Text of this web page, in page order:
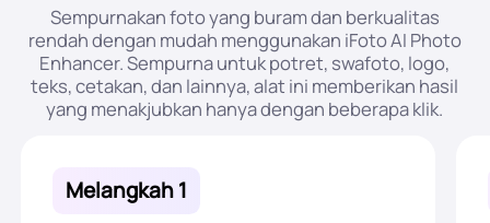
Sempurnakan foto yang buram dan berkualitas
rendah dengan mudah menggunakan iFoto AI Photo
Enhancer. Sempurna untuk potret, swafoto, logo,
teks, cetakan, dan lainnya, alat ini memberikan hasil
yang menakjubkan hanya dengan beberapa klik.
Melangkah 1